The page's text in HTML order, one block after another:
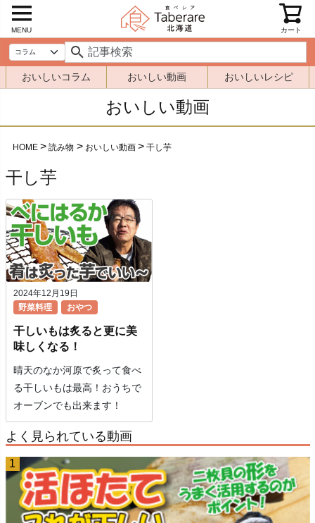
MENU カート
おいしいコラム おいしい動画 おいしいレシピ
おいしい動画
HOME 読み物 おいしい動画 干し芋
干し芋
2024年12月19日
野菜料理
おやつ
干しいもは炙ると更に美
味しくなる！
晴天のなか河原で炙って食べ
る干しいもは最高！おうちで
オーブンでも出来ます！
よく見られている動画